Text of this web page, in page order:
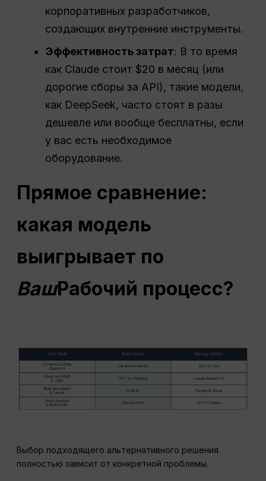
корпоративных разработчиков,
создающих внутренние инструменты.
Эффективность затрат: В то время
как Claude стоит $20 в месяц (или
дорогие сборы за API), такие модели,
как DeepSeek, часто стоят в разы
дешевле или вообще бесплатны, если
у вас есть необходимое
оборудование.
Прямое сравнение:
какая модель
выигрывает по
ВашРабочий процесс?
Выбор подходящего альтернативного решения
полностью зависит от конкретной проблемы.